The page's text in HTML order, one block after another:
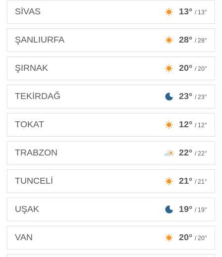
SİVAS 13° / 13°
ŞANLIURFA 28° / 28°
ŞIRNAK 20° / 20°
TEKİRDAĞ 23° / 23°
TOKAT 12° / 12°
TRABZON 22° / 22°
TUNCELİ 21° / 21°
UŞAK 19° / 19°
VAN 20° / 20°